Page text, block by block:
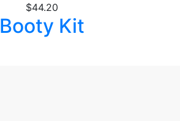
$44.20
Booty Kit